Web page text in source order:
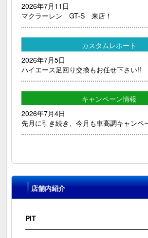
2026年7月11日
マクラーレン GT-S 来店！
カスタムレポート
2026年7月5日
ハイエース足回り交換もお任せ下さい!!
キャンペーン情報
2026年7月4日
先月に引き続き、今月も車高調キャンペ
店舗内紹介
PIT